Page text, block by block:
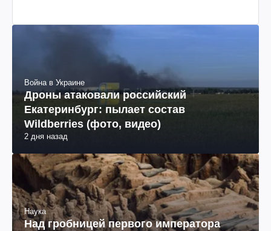
Война в Украине
Дроны атаковали российский
Екатеринбург: пылает состав
Wildberries (фото, видео)
2 дня назад
Наука
Над гробницей первого императора